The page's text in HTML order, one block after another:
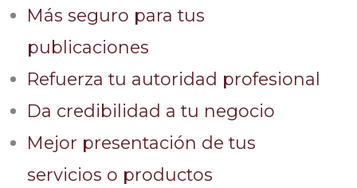
Más seguro para tus
publicaciones
Refuerza tu autoridad profesional
Da credibilidad a tu negocio
Mejor presentación de tus
servicios o productos